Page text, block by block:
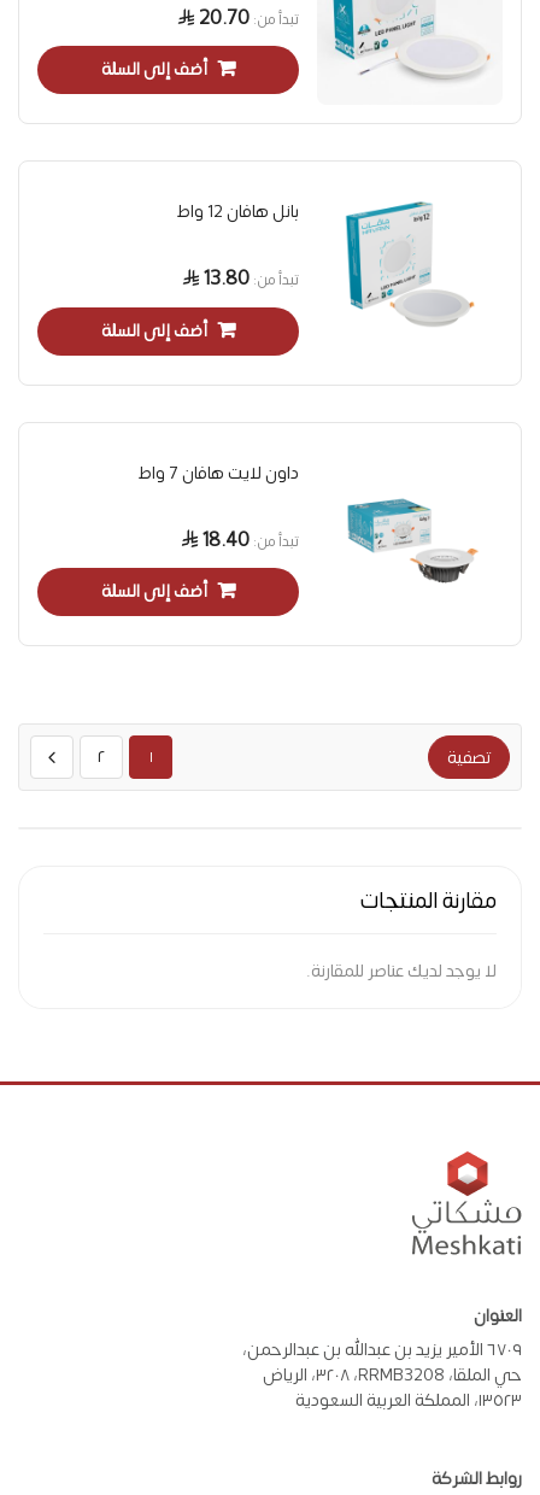
تبدأ من 20.70
أضف إلى السلة
بانل هافان 12 واط
تبدأ من 13.80
أضف إلى السلة
داون لايت هافان 7 واط
تبدأ من 18.40
أضف إلى السلة
تصفية ١ ٢
مقارنة المنتجات
لا يوجد لديك عناصر للمقارنة.
العنوان
٦٧٠٩ الأمير يزيد بن عبدالله بن عبدالرحمن،
حي الملقا، RRMB3208، ٣٢٠٨، الرياض
١٣٥٢٣، المملكة العربية السعودية
روابط الشركة